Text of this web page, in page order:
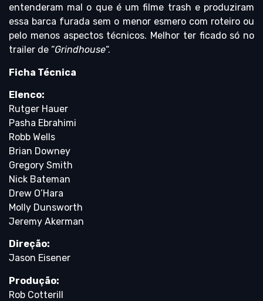
entenderam mal o que é um filme trash e produziram
essa barca furada sem o menor esmero com roteiro ou
pelo menos aspectos técnicos. Melhor ter ficado só no
trailer de “Grindhouse“.
Ficha Técnica
Elenco:
Rutger Hauer
Pasha Ebrahimi
Robb Wells
Brian Downey
Gregory Smith
Nick Bateman
Drew O’Hara
Molly Dunsworth
Jeremy Akerman
Direção:
Jason Eisener
Produção:
Rob Cotterill